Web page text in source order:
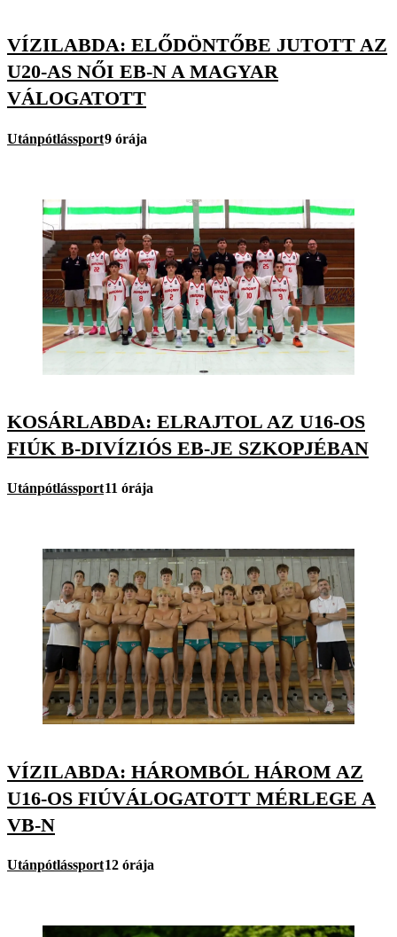
VÍZILABDA: ELŐDÖNTŐBE JUTOTT AZ
U20-AS NŐI EB-N A MAGYAR
VÁLOGATOTT
Utánpótlássport9 órája
KOSÁRLABDA: ELRAJTOL AZ U16-OS
FIÚK B-DIVÍZIÓS EB-JE SZKOPJÉBAN
Utánpótlássport11 órája
VÍZILABDA: HÁROMBÓL HÁROM AZ
U16-OS FIÚVÁLOGATOTT MÉRLEGE A
VB-N
Utánpótlássport12 órája